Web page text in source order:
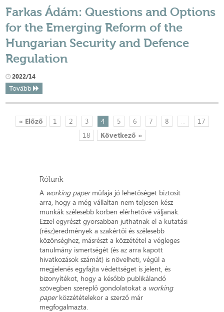
Farkas Ádám: Questions and Options
for the Emerging Reform of the
Hungarian Security and Defence
Regulation
2022/14
Tovább
« Előző 1 2 3 4 5 6 7 8
17
18
Következő »
Rólunk
A working paperműfaja jó lehetőséget biztosít
arra, hogy a még vállaltan nem teljesen kész
munkák szélesebb körben elérhetővé váljanak.
Ezzel egyrészt gyorsabban juthatnak el a kutatási
(rész)eredmények a szakértői és szélesebb
közönséghez, másrészt a közzététel a végleges
tanulmány ismertségét (és az arra kapott
hivatkozások számát) is növelheti, végül a
megjelenés egyfajta védettséget is jelent, és
bizonyítékot, hogy a később publikálandó
szövegben szereplő gondolatokat a working
paperközzétételekor a szerző már
megfogalmazta.